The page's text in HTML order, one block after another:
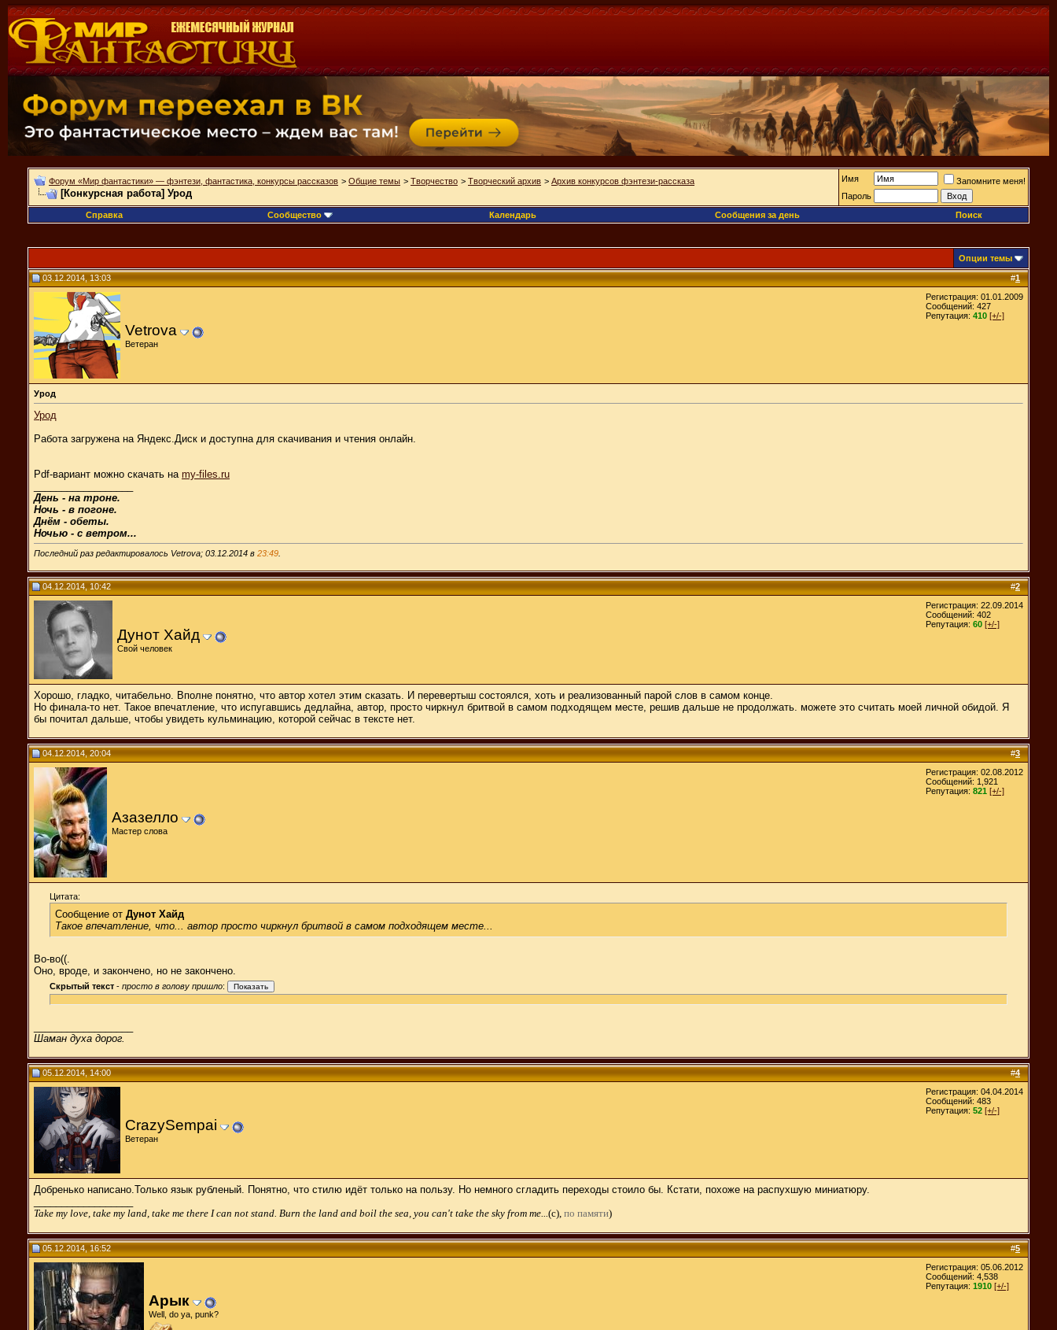
Форум «Мир фантастики» — фэнтези, фантастика, конкурсы рассказов > Общие темы > Творчество > Творческий архив > Архив конкурсов фэнтези-рассказа
[Конкурсная работа] Урод
Имя
Запомните меня!
Пароль
Справка
Сообщество Календарь Сообщения за день Поиск
Опции темы
#1
03.12.2014, 13:03
Vetrova
Ветеран
Регистрация: 01.01.2009
Сообщений: 427
Репутация: 410 [+/-]
Урод
Урод
Работа загружена на Яндекс.Диск и доступна для скачивания и чтения онлайн.
Pdf-вариант можно скачать на my-files.ru
День - на троне.
Ночь - в погоне.
Днём - обеты.
Ночью - с ветром...
Последний раз редактировалось Vetrova; 03.12.2014 в 23:49
#2
04.12.2014, 10:42
Дунот Хайд
Свой человек
Регистрация: 22.09.2014
Сообщений: 402
Репутация: 60 [+/-]
Хорошо, гладко, читабельно. Вполне понятно, что автор хотел этим сказать. И перевертыш состоялся, хоть и реализованный парой слов в самом конце.
Но финала-то нет. Такое впечатление, что испугавшись дедлайна, автор, просто чиркнул бритвой в самом подходящем месте, решив дальше не продолжать. можете это считать моей личной обидой. Я
бы почитал дальше, чтобы увидеть кульминацию, которой сейчас в тексте нет.
#3
04.12.2014, 20:04
Азазелло
Мастер слова
Регистрация: 02.08.2012
Сообщений: 1,921
Репутация: 821 [+/-]
Цитата:
Сообщение от Дунот Хайд
Такое впечатление, что... автор просто чиркнул бритвой в самом подходящем месте...
Во-во((.
Оно, вроде, и закончено, но не закончено.
Скрытый текст - просто в голову пришло:
Шаман духа дорог.
#4
05.12.2014, 14:00
CrazySempai
Ветеран
Регистрация: 04.04.2014
Сообщений: 483
Репутация: 52 [+/-]
Добренько написано.Только язык рубленый. Понятно, что стилю идёт только на пользу. Но немного сгладить переходы стоило бы. Кстати, похоже на распухшую миниатюру.
Take my love, take my land, take me there I can not stand. Burn the land and boil the sea, you can't take the sky from me... (c), по памяти)
#5
05.12.2014, 16:52
Арык
Well, do ya, punk?
Регистрация: 05.06.2012
Сообщений: 4,538
Репутация: 1910 [+/-]